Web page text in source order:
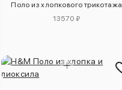
Поло из хлопкового трикотажа
13570 ₽